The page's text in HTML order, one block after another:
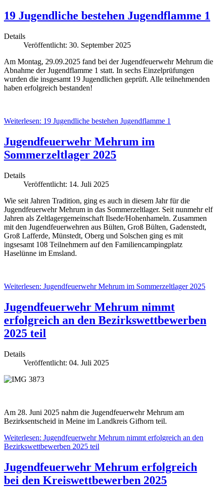
19 Jugendliche bestehen Jugendflamme 1
Details
Veröffentlicht: 30. September 2025
Am Montag, 29.09.2025 fand bei der Jugendfeuerwehr Mehrum die
Abnahme der Jugendflamme 1 statt. In sechs Einzelprüfungen
wurden die insgesamt 19 Jugendlichen geprüft. Alle teilnehmenden
haben erfolgreich bestanden!
Weiterlesen: 19 Jugendliche bestehen Jugendflamme 1
Jugendfeuerwehr Mehrum im
Sommerzeltlager 2025
Details
Veröffentlicht: 14. Juli 2025
Wie seit Jahren Tradition, ging es auch in diesem Jahr für die
Jugendfeuerwehr Mehrum in das Sommerzeltlager. Seit nunmehr elf
Jahren als Zeltlagergemeinschaft Ilsede/Hohenhameln. Zusammen
mit den Jugendfeuerwehren aus Bülten, Groß Bülten, Gadenstedt,
Groß Lafferde, Münstedt, Oberg und Solschen ging es mit
ingsesamt 108 Teilnehmern auf den Familiencampingplatz
Haselünne im Emsland.
Weiterlesen: Jugendfeuerwehr Mehrum im Sommerzeltlager 2025
Jugendfeuerwehr Mehrum nimmt
erfolgreich an den Bezirkswettbewerben
2025 teil
Details
Veröffentlicht: 04. Juli 2025
Am 28. Juni 2025 nahm die Jugendfeuerwehr Mehrum am
Bezirksentscheid in Meine im Landkreis Gifhorn teil.
Weiterlesen: Jugendfeuerwehr Mehrum nimmt erfolgreich an den
Bezirkswettbewerben 2025 teil
Jugendfeuerwehr Mehrum erfolgreich
bei den Kreiswettbewerben 2025